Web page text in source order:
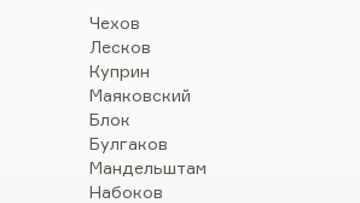
Чехов
Лесков
Куприн
Маяковский
Блок
Булгаков
Мандельштам
Набоков